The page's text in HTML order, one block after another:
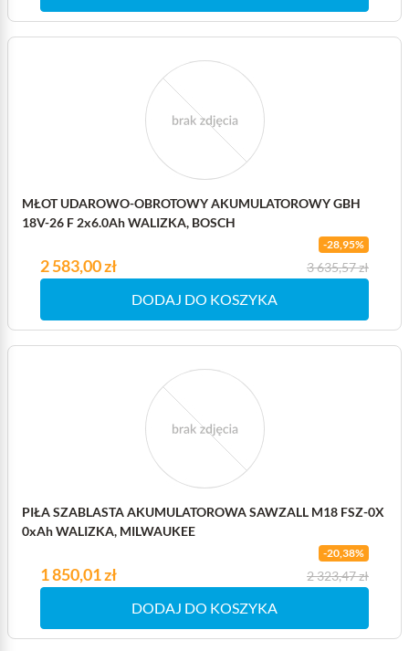
MŁOT UDAROWO-OBROTOWY AKUMULATOROWY GBH
18V-26 F 2x6.0Ah WALIZKA, BOSCH
-28,95%
Cena
2 583,00 zł
Cena podstawowa 3 635,57 zł
DODAJ DO KOSZYKA
PIŁA SZABLASTA AKUMULATOROWA SAWZALL M18 FSZ-0X
0xAh WALIZKA, MILWAUKEE
-20,38%
Cena
1 850,01 zł
Cena podstawowa 2 323,47 zł
DODAJ DO KOSZYKA